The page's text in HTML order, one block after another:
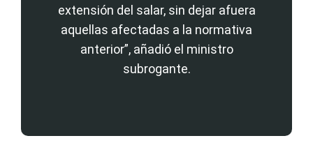
extensión del salar, sin dejar afuera
aquellas afectadas a la normativa
anterior”, añadió el ministro
subrogante.